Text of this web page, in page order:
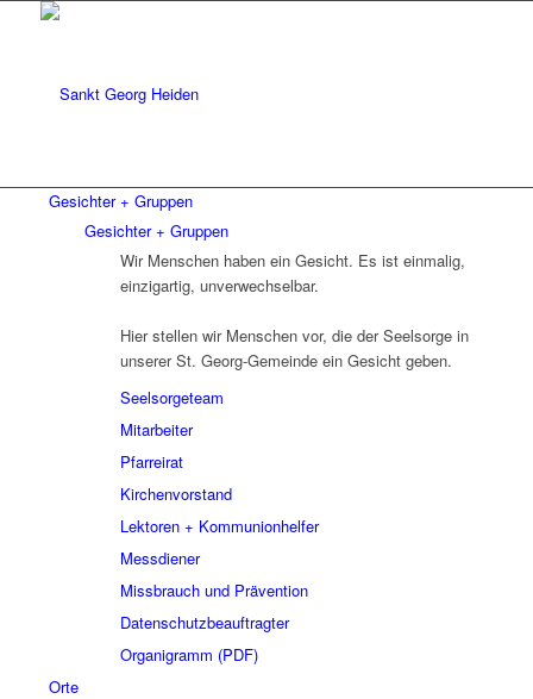
Gesichter + Gruppen
Gesichter + Gruppen
Wir Menschen haben ein Gesicht. Es ist einmalig,
einzigartig, unverwechselbar.
Hier stellen wir Menschen vor, die der Seelsorge in
unserer St. Georg-Gemeinde ein Gesicht geben.
Seelsorgeteam
Mitarbeiter
Pfarreirat
Kirchenvorstand
Lektoren + Kommunionhelfer
Messdiener
Missbrauch und Prävention
Datenschutzbeauftragter
Organigramm (PDF)
Orte